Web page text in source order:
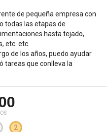
de pequeña empresa con
todas las etapas de
hasta tejado,
etc. etc.
de los años, puedo ayudar
tareas que conlleva la
2